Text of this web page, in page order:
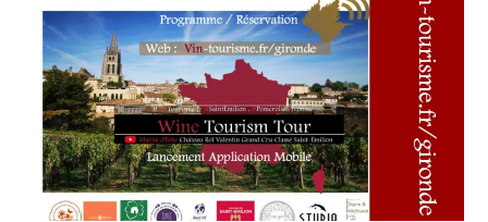
CHEF,
CUISINIER,
ŒNOLOGUE,
SOMMELIER,
SALONS
INTERNATIONAUX,
TASTING
MOVIE,
VIGNOBLES,
WINE
DE
CONFORT,
CLUB
WINE
TASTING
VOUCHER,
CÔTES-
DE-
PROVENCE,